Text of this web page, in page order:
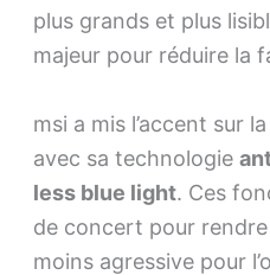
plus grands et plus
majeur pour réduire la
msi a mis l’accent sur
avec sa technologie
less blue light. Ces
de concert pour rendre
moins agressive pour